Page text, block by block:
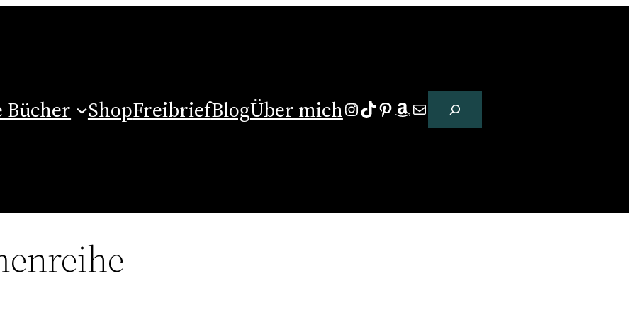
Bücher ShopFreibriefBlogÜber michInstagram
TikTok
Pinterest
Amazon
E-Mail